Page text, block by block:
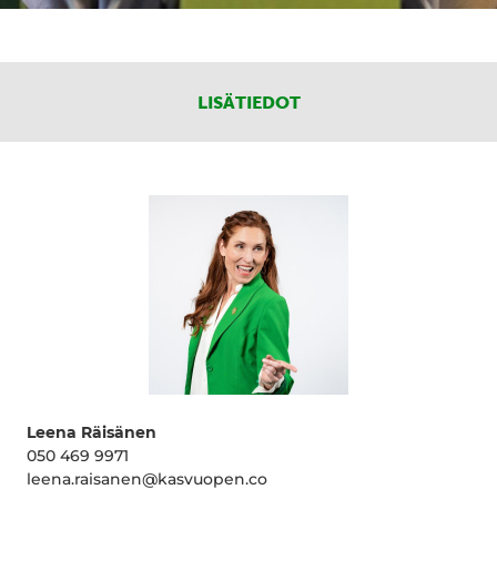
LISÄTIEDOT
Leena Räisänen
050 469 9971
leena.raisanen@kasvuopen.co